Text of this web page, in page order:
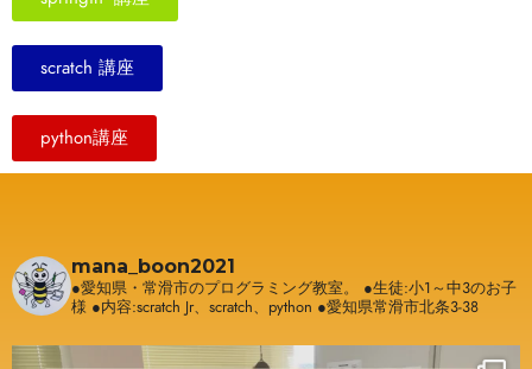
scratch 講座
python講座
mana_boon2021
●愛知県・常滑市のプログラミング教室。
●生徒:小1～中3のお子
様 ●内容:scratch Jr、scratch、python ●愛知県常滑市北条3-38